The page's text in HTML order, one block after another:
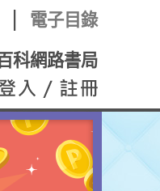
電子目錄
科網路書局